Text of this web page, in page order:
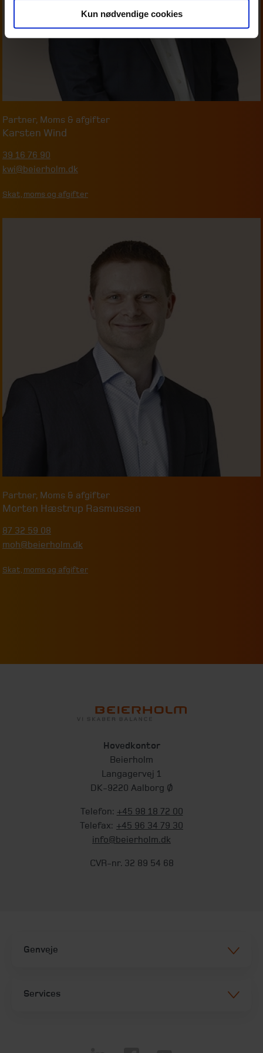
Kun nødvendige cookies
Partner, Moms & afgifter
Karsten Wind
39 16 76 90
kwi@beierholm.dk
Skat, moms og afgifter
Partner, Moms & afgifter
Morten Hæstrup Rasmussen
87 32 59 08
moh@beierholm.dk
Skat, moms og afgifter
Hovedkontor
Beierholm
Langagervej 1
DK-9220 Aalborg Ø
Telefon: +45 98 18 72 00
Telefax: +45 96 34 79 30
info@beierholm.dk
CVR-nr. 32 89 54 68
Genveje
Services